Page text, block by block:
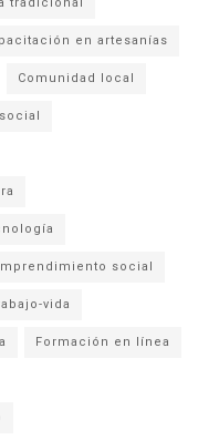
en artesanías
Comunidad local
social
vida
Formación en línea